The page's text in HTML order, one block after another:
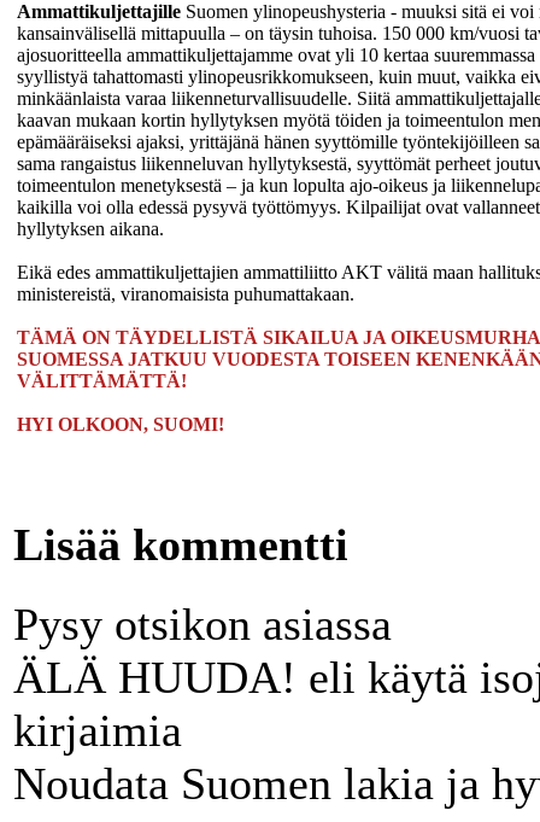
Ammattikuljettajille Suomen ylinopeushysteria - muuksi sitä ei voi
kansainvälisellä mittapuulla – on täysin tuhoisa. 150 000 km/vuosi
ajosuoritteella ammattikuljettajamme ovat yli 10 kertaa suuremmassa
syyllistyä tahattomasti ylinopeusrikkomukseen, kuin muut, vaikka
minkäänlaista varaa liikenneturvallisuudelle. Siitä
kaavan mukaan kortin hyllytyksen myötä töiden ja toimeentulon
epämääräiseksi ajaksi, yrittäjänä hänen syyttömille työntekijöilleen
sama rangaistus liikenneluvan hyllytyksestä, syyttömät perheet
toimeentulon menetyksestä – ja kun lopulta ajo-oikeus ja
kaikilla voi olla edessä pysyvä työttömyys. Kilpailijat ovat
hyllytyksen aikana.
Eikä edes ammattikuljettajien ammattiliitto AKT välitä maan
ministereistä, viranomaisista puhumattakaan.
TÄMÄ ON TÄYDELLISTÄ SIKAILUA JA
SUOMESSA JATKUU VUODESTA TOISEEN
VÄLITTÄMÄTTÄ!
HYI OLKOON, SUOMI!
Lisää kommentti
Pysy otsikon asiassa
ÄLÄ HUUDA! eli käytä
kirjaimia
Noudata Suomen lakia ja